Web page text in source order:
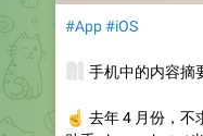
#App#iOS
手机中的内容
去年 4 月份，不